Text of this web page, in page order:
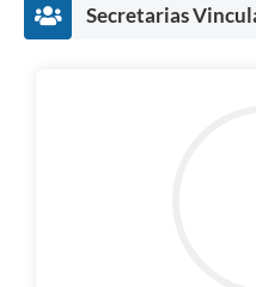
Secretarias